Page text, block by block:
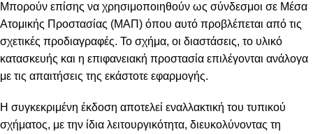
Μπορούν επίσης να χρησιμοποιηθούν ως σύνδεσμοι σε Μέσα
Ατομικής Προστασίας (ΜΑΠ) όπου αυτό προβλέπεται από τις
σχετικές προδιαγραφές. Το σχήμα, οι διαστάσεις, το υλικό
κατασκευής και η επιφανειακή προστασία επιλέγονται ανάλογα
με τις απαιτήσεις της εκάστοτε εφαρμογής.
Η συγκεκριμένη έκδοση αποτελεί εναλλακτική του τυπικού
σχήματος, με την ίδια λειτουργικότητα, διευκολύνοντας τη